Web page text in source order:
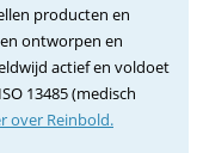
producten en
ontworpen en
actief en voldoet
13485 (medisch
over Reinbold.